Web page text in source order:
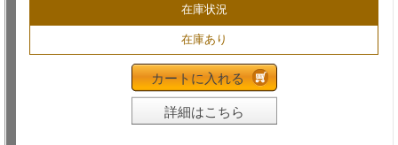
在庫状況
在庫あり
カートに入れる
詳細はこちら